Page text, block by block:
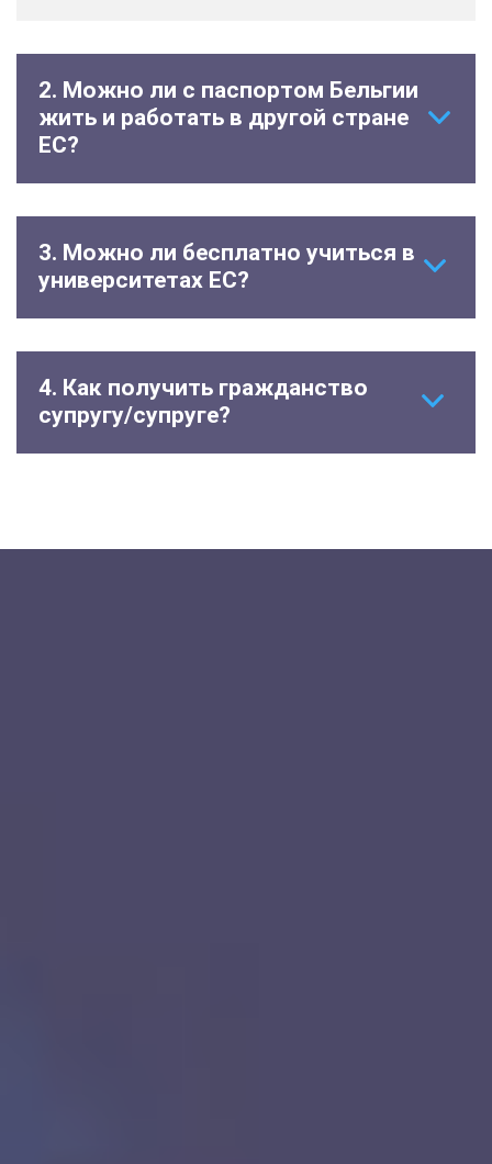
2. Можно ли с паспортом Бельгии
жить и работать в другой стране
ЕС?
3. Можно ли бесплатно учиться в
университетах ЕС?
4. Как получить гражданство
супругу/супруге?